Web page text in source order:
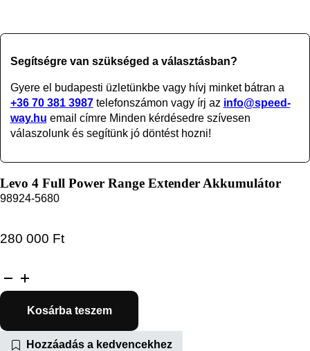
Segítségre van szükséged a választásban?
Gyere el budapesti üzletünkbe vagy hívj minket bátran a
+36 70 381 3987telefonszámon vagy írj az info@speed-
way.hu email címre Minden kérdésedre szívesen
válaszolunk és segítünk jó döntést hozni!
Levo 4 Full Power Range Extender Akkumulátor
98924-5680
280 000 Ft
Levo 4 Full Power Range Extender Akkumulátor mennyiség
Kosárba teszem
Hozzáadás a kedvencekhez